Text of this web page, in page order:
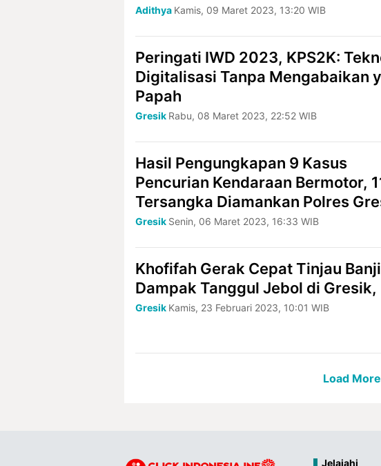
Adithya Kamis, 09 Maret 2023, 13:20 WIB
Peringati IWD 2023, KPS2K:
Digitalisasi Tanpa Mengabaikan
Papah
Gresik Rabu, 08 Maret 2023, 22:52 WIB
Hasil Pengungkapan 9 Kasus
Pencurian Kendaraan Bermotor,
Tersangka Diamankan Polres
Gresik Senin, 06 Maret 2023, 16:33 WIB
Khofifah Gerak Cepat Tinjau
Dampak Tanggul Jebol di Gresik,
Gresik Kamis, 23 Februari 2023, 10:01 WIB
Load More
Jelajahi